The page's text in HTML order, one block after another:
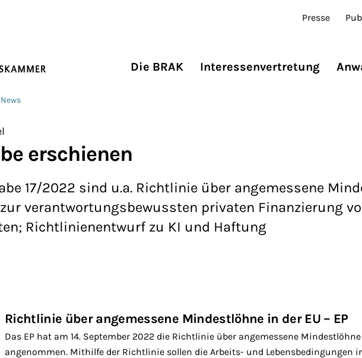
Presse
Die BRAK Interessenvertretung
News
erschienen
17/2022 sind u.a. Richtlinie über angemessene
verantwortungsbewussten privaten Finanzierung
Richtlinienentwurf zu KI und Haftung
Richtlinie über angemessene Mindestlöhne in der EU – EP
Das EP hat am 14. September 2022 die Richtlinie über angemessene Mindestlöhne
angenommen. Mithilfe der Richtlinie sollen die Arbeits- und Lebensbedingungen